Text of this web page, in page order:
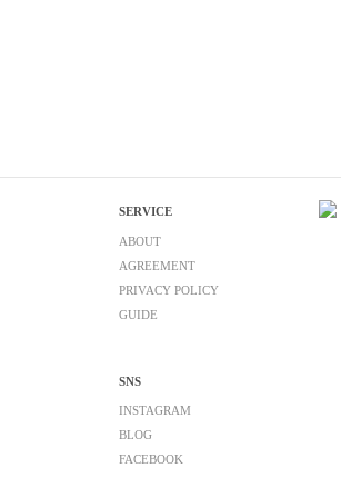
SERVICE
ABOUT
AGREEMENT
PRIVACY POLICY
GUIDE
SNS
INSTAGRAM
BLOG
FACEBOOK